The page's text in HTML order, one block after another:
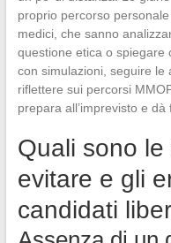
proprio percorso
medici, che sanno
questione etica o spiegare
con simulazioni, seguire le
riflettere sui percorsi
prepara all’imprevisto e dà
Quali sono
evitare e gli
candidati